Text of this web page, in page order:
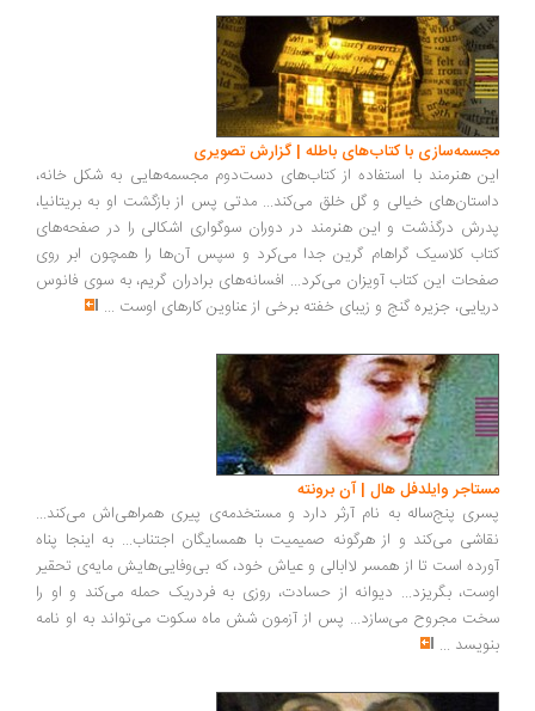
مجسمه‌سازی با کتاب‌‌های باطله | گزارش تصویری
این هنرمند با استفاده از کتاب‌های دست‌دوم مجسمه‌هایی به شکل خانه،
داستان‌های خیالی و گل خلق می‌کند... مدتی پس از بازگشت او به بریتانیا،‌
پدرش درگذشت و این هنرمند در دوران سوگواری اشکالی را در صفحه‌های
کتاب کلاسیک گراهام گرین جدا می‌کرد و سپس آن‌ها را همچون ابر روی
صفحات این کتاب آویزان می‌کرد... افسانه‌های برادران گریم، به سوی فانوس
دریایی، جزیره گنج و زیبای خفته برخی از عناوین کارهای اوست ...
مستاجر وایلدفل هال | آن برونته
پسری پنج‌ساله به نام آرثر دارد و مستخدمه‌ی پیری همراهی‌اش می‌کند...
نقاشی می‌کند و از هرگونه صمیمیت با همسایگان اجتناب... به اینجا پناه
آورده است تا از همسر لاابالی و عیاش خود، که بی‌وفایی‌هایش مایه‌ی تحقیر
اوست، بگریزد... دیوانه از حسادت، روزی به فردریک حمله می‌کند و او را
سخت مجروح می‌سازد... پس از آزمون شش ماه سکوت می‌تواند به او نامه
بنویسد ...